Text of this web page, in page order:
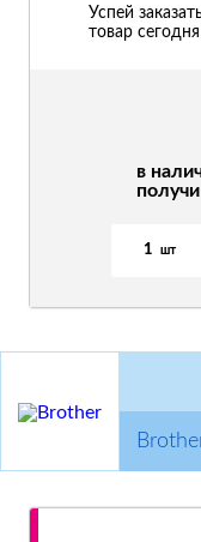
в
1 шт
Успей
товар сегодня